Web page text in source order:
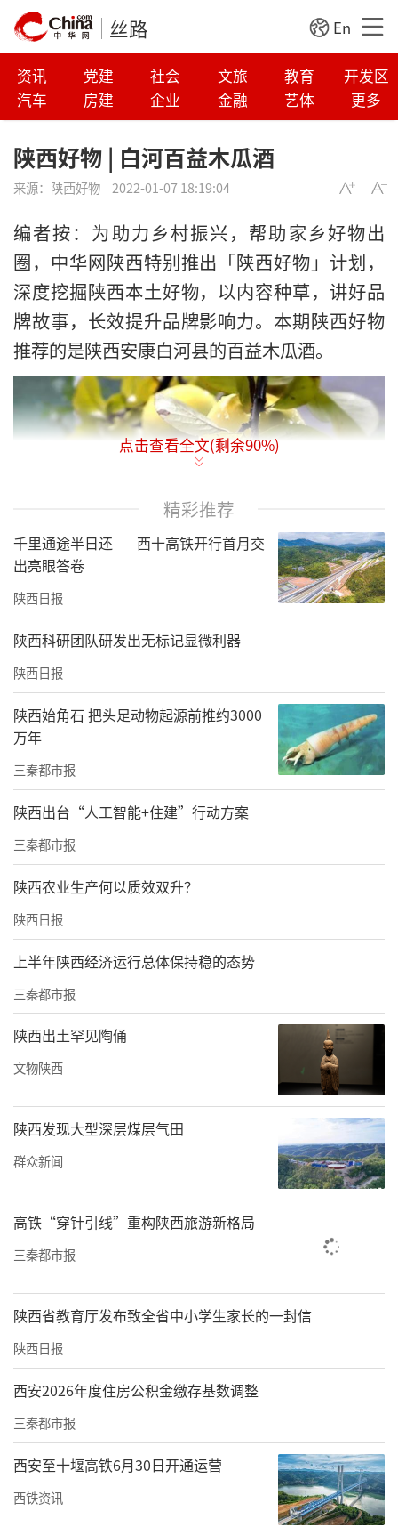
丝路 En
资讯 党建 社会 文旅 教育
开发区
汽车
房建 企业 金融 艺体 更多
陕西好物 | 白河百益木瓜酒
来源： 陕西好物 2022-01-07 18:19:04
编者按：为助力乡村振兴，帮助家乡好物出
圈，中华网陕西特别推出「陕西好物」计划，
深度挖掘陕西本土好物，以内容种草，讲好品
牌故事，长效提升品牌影响力。本期陕西好物
推荐的是陕西安康白河县的百益木瓜酒。
“顺气暖胃，果香沁肺。”这是很多百益木瓜
酒回头客对其的评价。而距今两千两百多年以
前，先秦的时候，木瓜却以独特的香气，成为
朋友之间互赠的信物。
“投我以木瓜，报之以琼琚。”这句出自先秦
《诗经·卫风·木瓜》的谚语，就记录了当时
朋友之间把木瓜作为互赠的信物，并赋予“珍
重情意永相好”的寓意。
秦时的钖县，家家户户都有木瓜树，将成熟的
木瓜放置家中，如同香薰。钖县最后更名为现
在的白河县。这个地处汉江中游的白河，是汉
江水运的交通命脉——“锁秦雍而控荆襄”。同
时地处秦楚边陲，素有“秦头楚尾”之称。古
称“南走巫夔，北通商洛，东扼均房，关南险
奥，白河尤属襟喉。”又是水上交通要道，这
样特殊的地理位置就注定了这块土地一定会交
替上演着灾难和繁华。
这样的地理位置，让汉水滋养了人民，也繁荣
了当地的酿造技术，一直传承至今，同样传承
的还有种植木瓜树的喜好。
点击查看全文(剩余90%)
精彩推荐
千里通途半日还——西十高铁开行首月交
出亮眼答卷
陕西日报
陕西科研团队研发出无标记显微利器
陕西日报
陕西始角石 把头足动物起源前推约3000
万年
三秦都市报
陕西出台“人工智能+住建”行动方案
三秦都市报
陕西农业生产何以质效双升？
陕西日报
上半年陕西经济运行总体保持稳的态势
三秦都市报
陕西出土罕见陶俑
文物陕西
陕西发现大型深层煤层气田
群众新闻
高铁“穿针引线”重构陕西旅游新格局
三秦都市报
陕西省教育厅发布致全省中小学生家长的一封信
陕西日报
西安2026年度住房公积金缴存基数调整
三秦都市报
西安至十堰高铁6月30日开通运营
西铁资讯